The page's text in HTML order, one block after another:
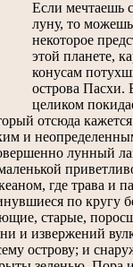
Если мечтаешь
луну, то
некоторое
этой планете,
конусам
острова Пасхи.
целиком
отсюда
и
лунный
где трава и
по кругу
старые,
и извержений
острову; и